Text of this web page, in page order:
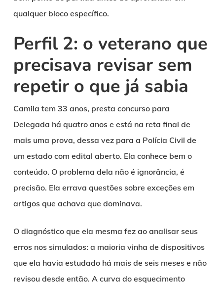
qualquer bloco específico.
Perfil 2: o veterano que
precisava revisar sem
repetir o que já sabia
Camila tem 33 anos, presta concurso para
Delegada há quatro anos e está na reta final de
mais uma prova, dessa vez para a Polícia Civil de
um estado com edital aberto. Ela conhece bem o
conteúdo. O problema dela não é ignorância, é
precisão. Ela errava questões sobre exceções em
artigos que achava que dominava.
O diagnóstico que ela mesma fez ao analisar seus
erros nos simulados: a maioria vinha de dispositivos
que ela havia estudado há mais de seis meses e não
revisou desde então. A curva do esquecimento